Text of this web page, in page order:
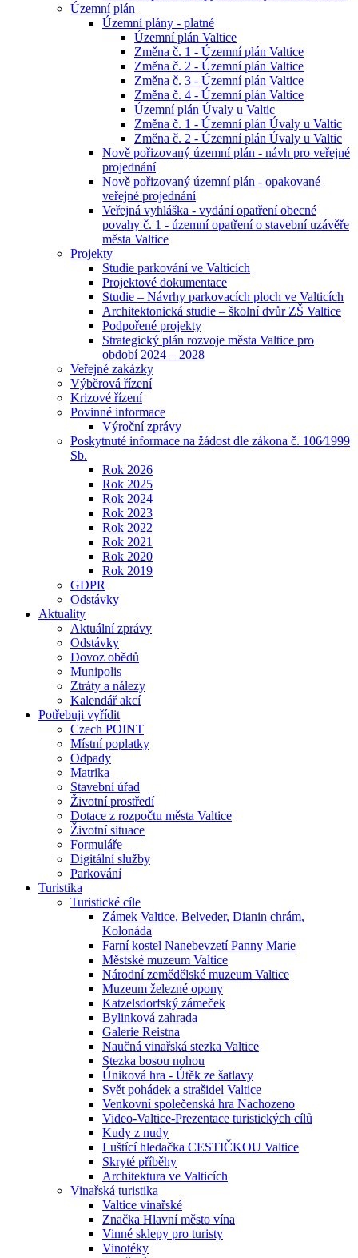
Územní plán
Územní plány - platné
Územní plán Valtice
Změna č. 1 - Územní plán Valtice
Změna č. 2 - Územní plán Valtice
Změna č. 3 - Územní plán Valtice
Změna č. 4 - Územní plán Valtice
Územní plán Úvaly u Valtic
Změna č. 1 - Územní plán Úvaly u Valtic
Změna č. 2 - Územní plán Úvaly u Valtic
Nově pořizovaný územní plán - návh pro veřejné
projednání
Nově pořizovaný územní plán - opakované
veřejné projednání
Veřejná vyhláška - vydání opatření obecné
povahy č. 1 - územní opatření o stavební uzávěře
města Valtice
Projekty
Studie parkování ve Valticích
Projektové dokumentace
Studie – Návrhy parkovacích ploch ve Valticích
Architektonická studie – školní dvůr ZŠ Valtice
Podpořené projekty
Strategický plán rozvoje města Valtice pro
období 2024 – 2028
Veřejné zakázky
Výběrová řízení
Krizové řízení
Povinné informace
Výroční zprávy
Poskytnuté informace na žádost dle zákona č. 106⁄1999
Sb.
Rok 2026
Rok 2025
Rok 2024
Rok 2023
Rok 2022
Rok 2021
Rok 2020
Rok 2019
GDPR
Odstávky
Aktuality
Aktuální zprávy
Odstávky
Dovoz obědů
Munipolis
Ztráty a nálezy
Kalendář akcí
Potřebuji vyřídit
Czech POINT
Místní poplatky
Odpady
Matrika
Stavební úřad
Životní prostředí
Dotace z rozpočtu města Valtice
Životní situace
Formuláře
Digitální služby
Parkování
Turistika
Turistické cíle
Zámek Valtice, Belveder, Dianin chrám,
Kolonáda
Farní kostel Nanebevzetí Panny Marie
Městské muzeum Valtice
Národní zemědělské muzeum Valtice
Muzeum železné opony
Katzelsdorfský zámeček
Bylinková zahrada
Galerie Reistna
Naučná vinařská stezka Valtice
Stezka bosou nohou
Úniková hra - Útěk ze šatlavy
Svět pohádek a strašidel Valtice
Venkovní společenská hra Nachozeno
Video-Valtice-Prezentace turistických cílů
Kudy z nudy
Luštící hledačka CESTIČKOU Valtice
Skryté příběhy
Architektura ve Valticích
Vinařská turistika
Valtice vinařské
Značka Hlavní město vína
Vinné sklepy pro turisty
Vinotéky